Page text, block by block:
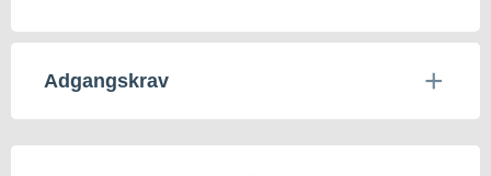
Adgangskrav